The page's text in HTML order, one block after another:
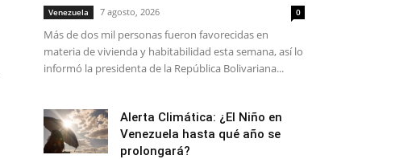
Venezuela 7 agosto, 2026 0
Más de dos mil personas fueron favorecidas en
materia de vivienda y habitabilidad esta semana, así lo
informó la presidenta de la República Bolivariana...
Alerta Climática: ¿El Niño en
Venezuela hasta qué año se
prolongará?